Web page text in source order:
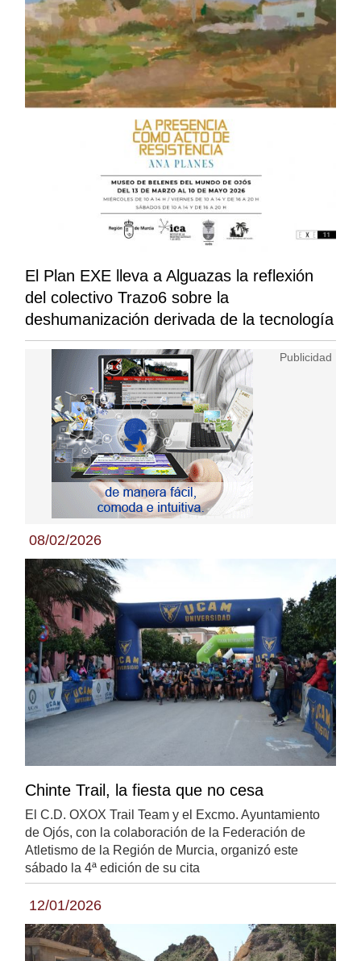
El Plan EXE lleva a Alguazas la reflexión
del colectivo Trazo6 sobre la
deshumanización derivada de la tecnología
08/02/2026
Chinte Trail, la fiesta que no cesa
El C.D. OXOX Trail Team y el Excmo. Ayuntamiento
de Ojós, con la colaboración de la Federación de
Atletismo de la Región de Murcia, organizó este
sábado la 4ª edición de su cita
12/01/2026